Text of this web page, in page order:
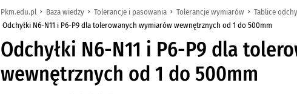
Pkm.edu.pl Baza wiedzy Tolerancje i pasowania Tolerancje wymiarów
Tablice
Odchyłki N6-N11 i P6-P9 dla tolerowanych wymiarów wewnętrznych od 1 do 500mm
Odchyłki N6-N11 i P6-P9 dla
wewnętrznych od 1 do 500mm